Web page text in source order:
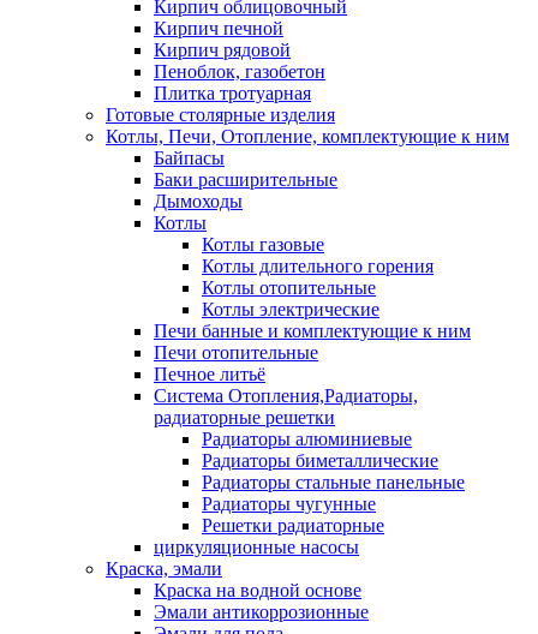
Кирпич облицовочный
Кирпич печной
Кирпич рядовой
Пеноблок, газобетон
Плитка тротуарная
Готовые столярные изделия
Котлы, Печи, Отопление, комплектующие к ним
Байпасы
Баки расширительные
Дымоходы
Котлы
Котлы газовые
Котлы длительного горения
Котлы отопительные
Котлы электрические
Печи банные и комплектующие к ним
Печи отопительные
Печное литьё
Система Отопления,Радиаторы,
радиаторные решетки
Радиаторы алюминиевые
Радиаторы биметаллические
Радиаторы стальные панельные
Радиаторы чугунные
Решетки радиаторные
циркуляционные насосы
Краска, эмали
Краска на водной основе
Эмали антикоррозионные